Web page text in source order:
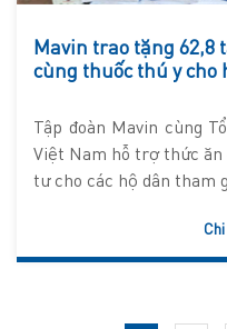
Mavin trao tặng 62,8
cùng thuốc thú y cho
Tập đoàn Mavin cùng
Việt Nam hỗ trợ thức ăn
tư cho các hộ dân tham